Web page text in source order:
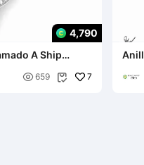
4,790
A Ship
 659  7